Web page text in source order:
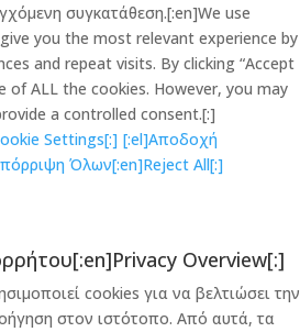
συγκατάθεση.[:en]We use
you the most relevant experience by
and repeat visits. By clicking “Accept
of ALL the cookies. However, you may
a controlled consent.[:]
Settings[:] [:el]Αποδοχή
Όλων[:en]Reject All[:]
Overview[:]
cookies για να βελτιώσει την
στον ιστότοπο. Από αυτά, τα